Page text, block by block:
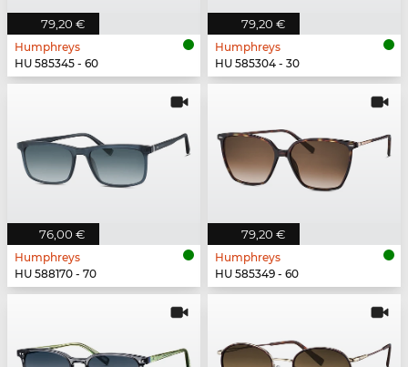
79,20 €
Humphreys
HU 585345 - 60
79,20 €
Humphreys
HU 585304 - 30
76,00 €
Humphreys
HU 588170 - 70
79,20 €
Humphreys
HU 585349 - 60